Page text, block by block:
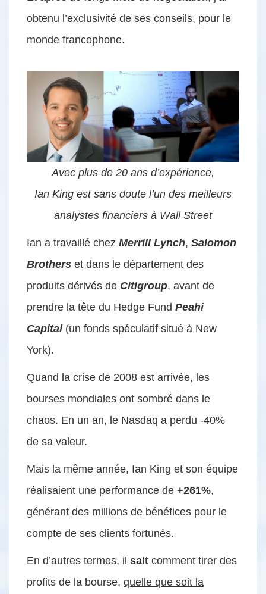
obtenu l’exclusivité de ses conseils, pour le
monde francophone.
Avec plus de 20 ans d’expérience,
Ian King est sans doute l’un des meilleurs
analystes financiers à Wall Street
Ian a travaillé chez Merrill Lynch, Salomon
Brothers et dans le département des
produits dérivés de Citigroup, avant de
prendre la tête du Hedge Fund Peahi
Capital (un fonds spéculatif situé à New
York).
Quand la crise de 2008 est arrivée, les
bourses mondiales ont sombré dans le
chaos. En un an, le Nasdaq a perdu -40%
de sa valeur.
Mais la même année, Ian King et son équipe
réalisaient une performance de +261%,
générant des millions de bénéfices pour le
compte de ses clients fortunés.
En d’autres termes, il sait comment tirer des
profits de la bourse, quelle que soit la